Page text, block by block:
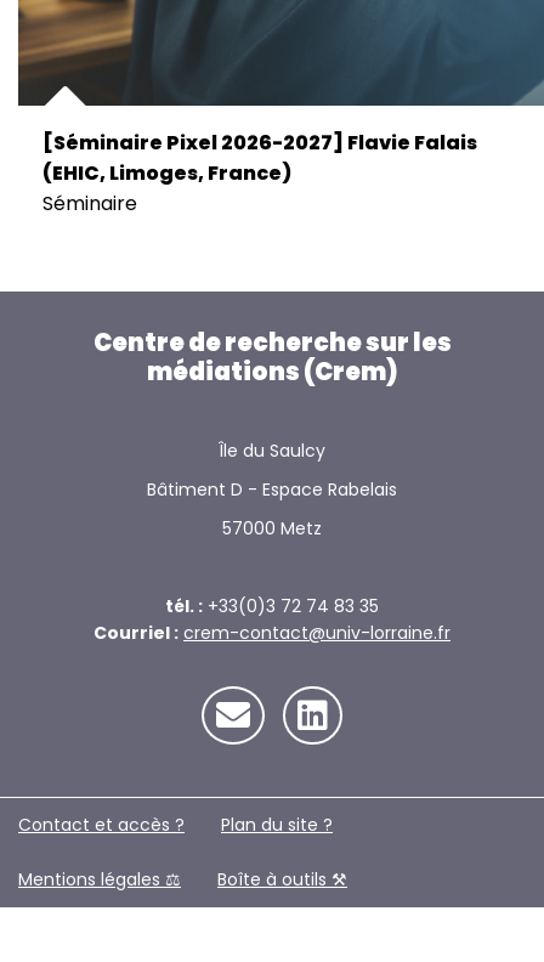
[Séminaire Pixel 2026-2027] Flavie Falais
(EHIC, Limoges, France)
Séminaire
Centre de recherche sur les
médiations (Crem)
Île du Saulcy
Bâtiment D - Espace Rabelais
57000 Metz
tél. : +33(0)3 72 74 83 35
Courriel : crem-contact@univ-lorraine.fr
Contact et accès ? Plan du site ?️
Mentions légales ⚖️ Boîte à outils ⚒️